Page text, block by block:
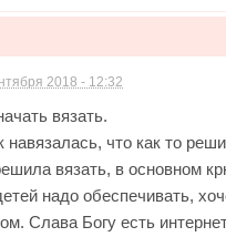
2018 - 12:32
вязать.
навязалась, что как то
вязать, в основном
надо обеспечивать,
Слава Богу есть